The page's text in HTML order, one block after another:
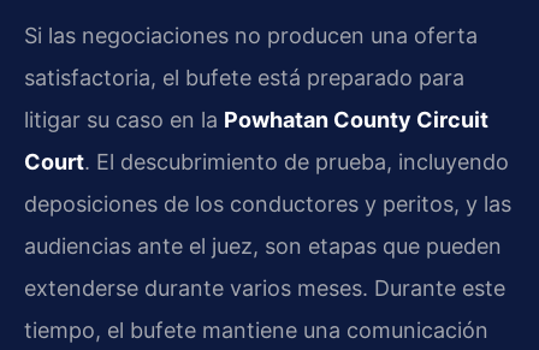
Si las negociaciones no producen una oferta
satisfactoria, el bufete está preparado para
litigar su caso en la Powhatan County Circuit
Court. El descubrimiento de prueba, incluyendo
deposiciones de los conductores y peritos, y las
audiencias ante el juez, son etapas que pueden
extenderse durante varios meses. Durante este
tiempo, el bufete mantiene una comunicación